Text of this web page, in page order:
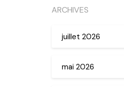
ARCHIVES
juillet 2026
mai 2026